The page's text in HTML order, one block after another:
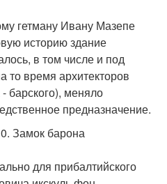
гетману Ивану Мазепе
историю здание
в том числе и под
то время архитекторов
барского), меняло
предназначение.
Замок барона
для прибалтийского